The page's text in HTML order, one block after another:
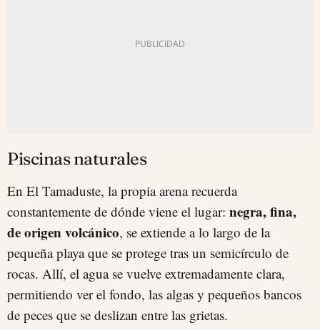
Piscinas naturales
En El Tamaduste, la propia arena recuerda
constantemente de dónde viene el lugar: negra, fina,
de origen volcánico, se extiende a lo largo de la
pequeña playa que se protege tras un semicírculo de
rocas. Allí, el agua se vuelve extremadamente clara,
permitiendo ver el fondo, las algas y pequeños bancos
de peces que se deslizan entre las grietas.